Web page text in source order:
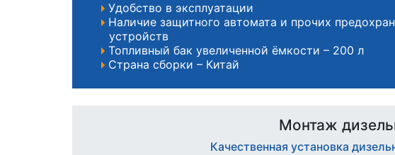
Удобство в эксплуатации
Наличие защитного автомата и прочих
устройств
Топливный бак увеличенной ёмкости – 200 л
Страна сборки – Китай
Монтаж
Качественная установка